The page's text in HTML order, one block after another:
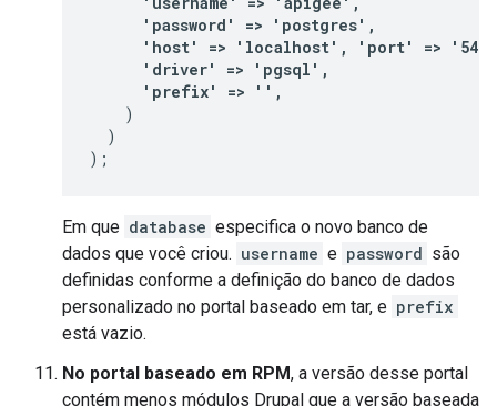
      'password' => 'postgres',
'host' => 'localhost', 'port' =>
      'driver' => 'pgsql',
      'prefix' => '',
    )
  )
);
Em que database especifica o novo banco de
dados que você criou. username e password são
definidas conforme a definição do banco de dados
personalizado no portal baseado em tar, e prefix
está vazio.
No portal baseado em RPM, a versão desse portal
contém menos módulos Drupal que a versão baseada